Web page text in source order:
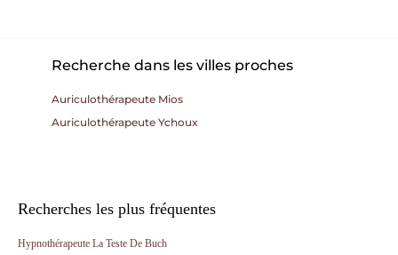
Recherche dans les villes proches
Auriculothérapeute Mios
Auriculothérapeute Ychoux
Recherches les plus fréquentes
Hypnothérapeute La Teste De Buch